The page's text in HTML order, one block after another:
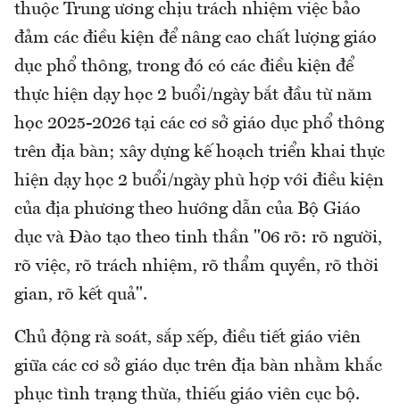
thuộc Trung ương chịu trách nhiệm việc bảo
đảm các điều kiện để nâng cao chất lượng giáo
dục phổ thông, trong đó có các điều kiện để
thực hiện dạy học 2 buổi/ngày bắt đầu từ năm
học 2025-2026 tại các cơ sở giáo dục phổ thông
trên địa bàn; xây dựng kế hoạch triển khai thực
hiện dạy học 2 buổi/ngày phù hợp với điều kiện
của địa phương theo hướng dẫn của Bộ Giáo
dục và Đào tạo theo tinh thần "06 rõ: rõ người,
rõ việc, rõ trách nhiệm, rõ thẩm quyền, rõ thời
gian, rõ kết quả".
Chủ động rà soát, sắp xếp, điều tiết giáo viên
giữa các cơ sở giáo dục trên địa bàn nhằm khắc
phục tình trạng thừa, thiếu giáo viên cục bộ.